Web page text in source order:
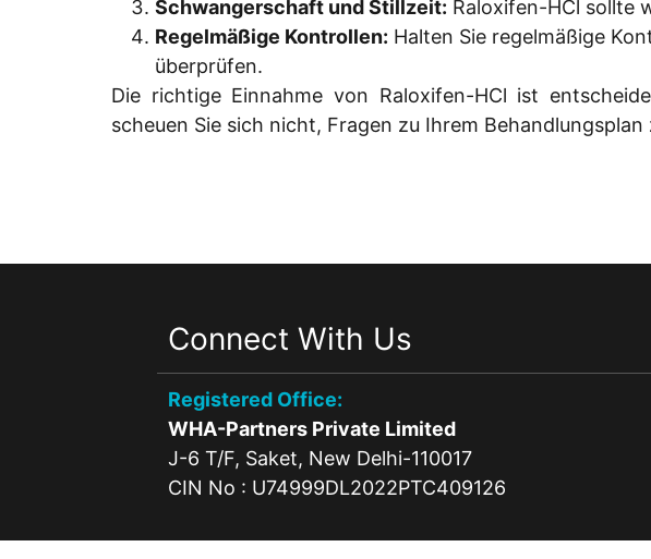
Schwangerschaft und Stillzeit: Raloxifen-HCl sollte
Regelmäßige Kontrollen: Halten Sie regelmäßige
überprüfen.
Die richtige Einnahme von Raloxifen-HCl ist
scheuen Sie sich nicht, Fragen zu Ihrem Behandlungsplan
Connect With Us
Registered Office:
WHA-Partners Private Limited
J-6 T/F, Saket, New Delhi-110017
CIN No : U74999DL2022PTC409126